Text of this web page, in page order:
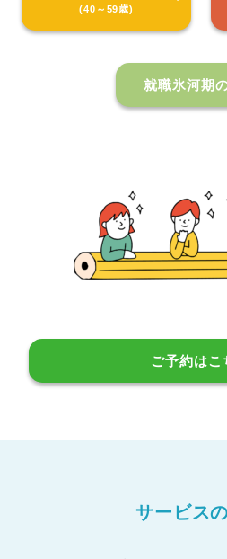
(40～59歳)
就職氷河期
ご予約はこ
サービス